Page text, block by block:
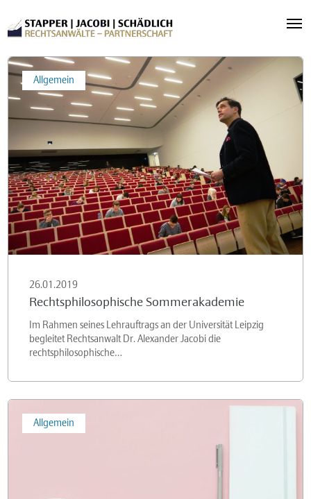
Rechtsphilosophische
Sommerakademie
Allgemein
26.01.2019
Rechtsphilosophische Sommerakademie
Im Rahmen seines Lehrauftrags an der Universität Leipzig
begleitet Rechtsanwalt Dr. Alexander Jacobi die
rechtsphilosophische…
stellenAllgemein